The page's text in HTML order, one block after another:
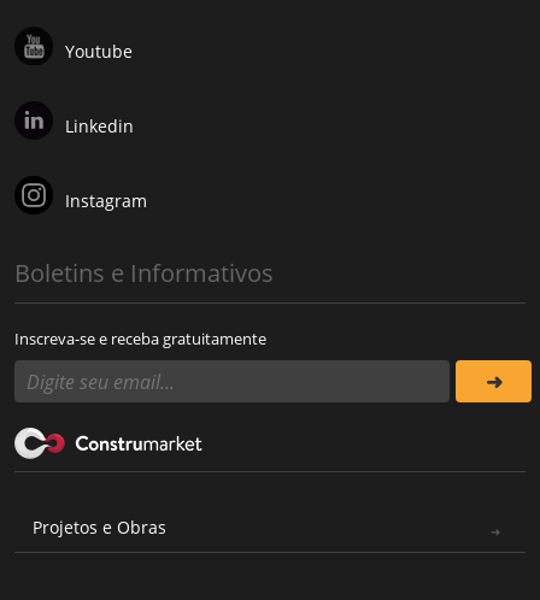
Youtube
Linkedin
Instagram
Boletins e Informativos
Inscreva-se e receba gratuitamente
Projetos e Obras